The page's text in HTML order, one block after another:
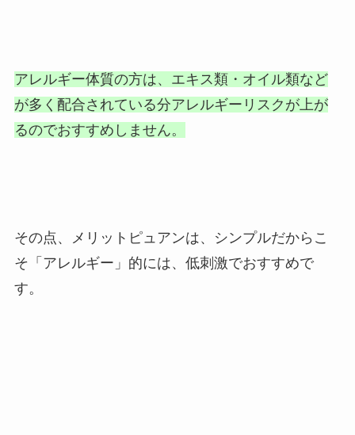
アレルギー体質の方は、エキス類・オイル類など
が多く配合されている分アレルギーリスクが上が
るのでおすすめしません。
その点、メリットピュアンは、シンプルだからこ
そ「アレルギー」的には、低刺激でおすすめで
す。